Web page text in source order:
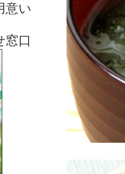
意い
窓口